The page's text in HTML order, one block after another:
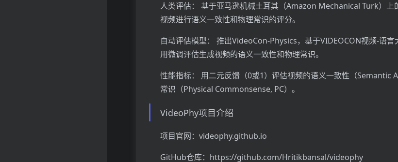
人类评估： 基于亚马逊机械土耳其（Amazon Mechanical Turk）上
视频进行语义一致性和物理常识的评分。
自动评估模型： 推出VideoCon-Physics，基于VIDEOCON视频-语言
用微调评估生成视频的语义一致性和物理常识。
性能指标： 用二元反馈（0或1）评估视频的语义一致性（Semantic
常识（Physical Commonsense, PC）。
VideoPhy项目介绍
项目官网：videophy.github.io
GitHub仓库：https://github.com/Hritikbansal/videophy